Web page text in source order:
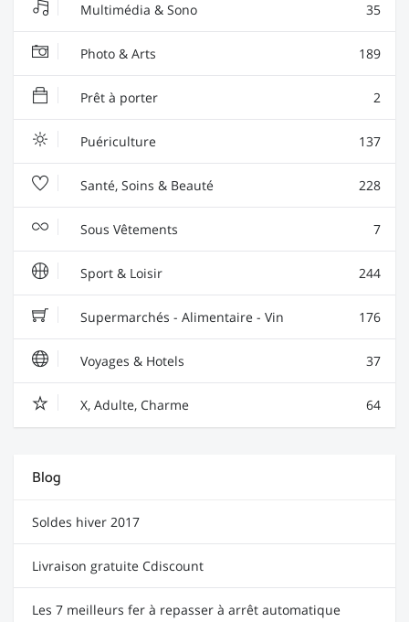
Multimédia & Sono 35
Photo & Arts 189
Prêt à porter 2
Puériculture 137
Santé, Soins & Beauté 228
Sous Vêtements 7
Sport & Loisir 244
Supermarchés - Alimentaire - Vin 176
Voyages & Hotels 37
X, Adulte, Charme 64
Blog
Soldes hiver 2017
Livraison gratuite Cdiscount
Les 7 meilleurs fer à repasser à arrêt automatique